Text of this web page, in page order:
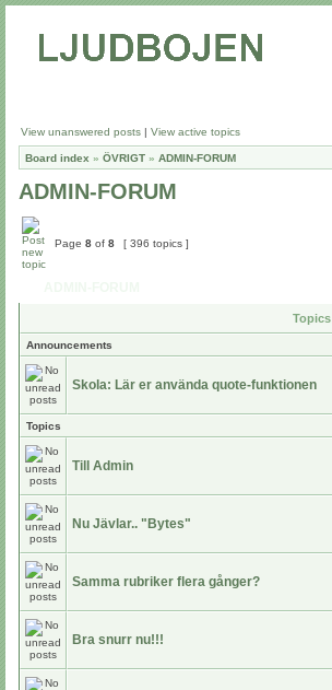
View unanswered posts | View active topics
Board index » ÖVRIGT » ADMIN-FORUM
ADMIN-FORUM
Page 8 of 8 [ 396 topics ]
Topics
Announcements
Skola: Lär er använda quote-funktionen
Topics
Till Admin
Nu Jävlar.. "Bytes"
Samma rubriker flera gånger?
Bra snurr nu!!!